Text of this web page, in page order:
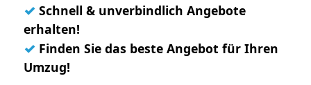
✓ Schnell & unverbindlich Angebote
erhalten!
✓ Finden Sie das beste Angebot für Ihren
Umzug!